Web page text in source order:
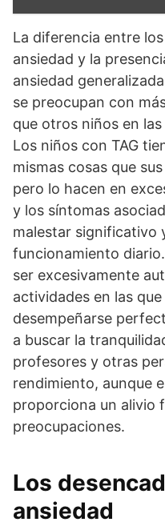
La diferencia entre
ansiedad y la
ansiedad
se preocupan con
que otros niños en
Los niños con TAG
mismas cosas que
pero lo hacen en
y los síntomas
malestar significativo
funcionamiento
ser excesivamente
actividades en las
desempeñarse
a buscar la
profesores y otras
rendimiento, aunque
proporciona un alivio
preocupaciones.
Los
ansiedad